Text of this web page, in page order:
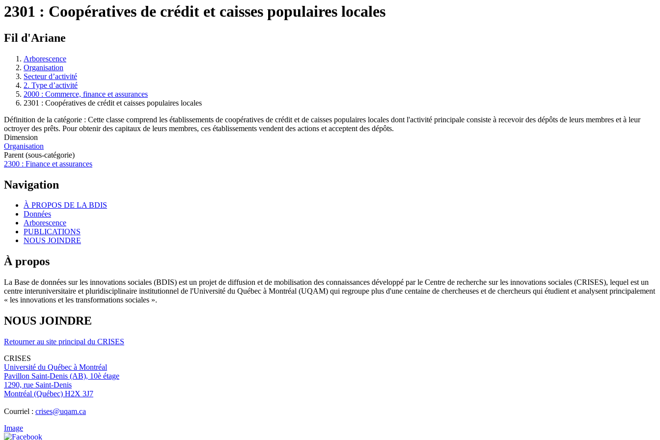
2301 : Coopératives de crédit et caisses populaires locales
Fil d'Ariane
Arborescence
Organisation
Secteur d’activité
2. Type d’activité
2000 : Commerce, finance et assurances
2301 : Coopératives de crédit et caisses populaires locales
Définition de la catégorie : Cette classe comprend les établissements de coopératives de crédit et de caisses populaires locales dont l'activité principale consiste à recevoir des dépôts de leurs membres et à leur
octroyer des prêts. Pour obtenir des capitaux de leurs membres, ces établissements vendent des actions et acceptent des dépôts.
Dimension
Organisation
Parent (sous-catégorie)
2300 : Finance et assurances
Navigation
À PROPOS DE LA BDIS
Données
Arborescence
PUBLICATIONS
NOUS JOINDRE
À propos
La Base de données sur les innovations sociales (BDIS) est un projet de diffusion et de mobilisation des connaissances développé par le Centre de recherche sur les innovations sociales (CRISES), lequel est un
centre interuniversitaire et pluridisciplinaire institutionnel de l'Université du Québec à Montréal (UQAM) qui regroupe plus d'une centaine de chercheuses et de chercheurs qui étudient et analysent principalement
« les innovations et les transformations sociales ».
NOUS JOINDRE
Retourner au site principal du CRISES
CRISES
Université du Québec à Montréal
Pavillon Saint-Denis (AB), 10è étage
1290, rue Saint-Denis
Montréal (Québec) H2X 3J7
Courriel : crises@uqam.ca
Image